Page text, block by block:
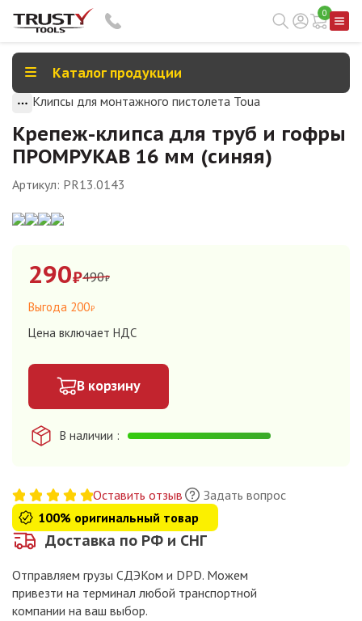
0
Каталог продукции
Клипсы для монтажного пистолета Toua
Крепеж-клипса для труб и гофры
ПРОМРУКАВ 16 мм (синяя)
Артикул: PR13.0143
290₽вместо
490₽
Выгода 200₽
Цена включает НДС
В корзину
В наличии
Оставить отзыв
Задать вопрос
100% оригинальный товар
Доставка по РФ и СНГ
Отправляем грузы СДЭКом и DPD. Можем
привезти на терминал любой транспортной
компании на ваш выбор.